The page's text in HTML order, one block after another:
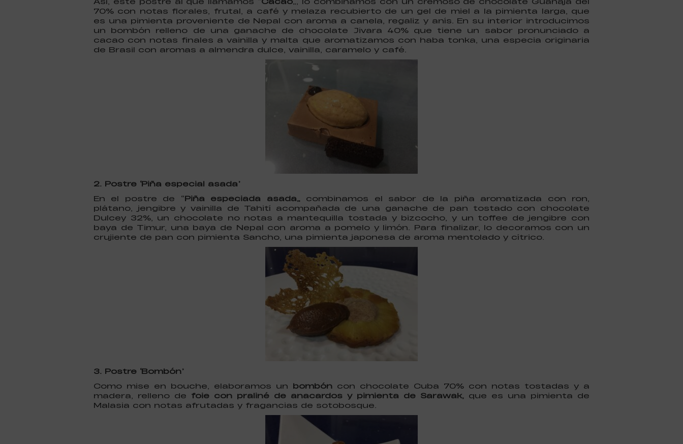
70% con notas florales, frutal, a café y melaza recubierto de un gel de miel a la pimienta larga, que
es una pimienta proveniente de Nepal con aroma a canela, regaliz y anís. En su interior introducimos
un bombón relleno de una ganache de chocolate Jivara 40% que tiene un sabor pronunciado a
cacao con notas finales a vainilla y malta que aromatizamos con haba tonka, una especia originaria
de Brasil con aromas a almendra dulce, vainilla, caramelo y café.
2. Postre ‘Piña especial asada’
En el postre de “Piña especiada asada” combinamos el sabor de la piña aromatizada con ron,
plátano, jengibre y vainilla de Tahití acompañada de una ganache de pan tostado con chocolate
Dulcey 32%, un chocolate no notas a mantequilla tostada y bizcocho, y un toffee de jengibre con
baya de Timur, una baya de Nepal con aroma a pomelo y limón. Para finalizar, lo decoramos con un
crujiente de pan con pimienta Sancho, una pimienta japonesa de aroma mentolado y cítrico.
3. Postre ‘Bombón’
Como mise en bouche, elaboramos un bombón con chocolate Cuba 70% con notas tostadas y a
madera, relleno de foie con praliné de anacardos y pimienta de Sarawak, que es una pimienta de
Malasia con notas afrutadas y fragancias de sotobosque.